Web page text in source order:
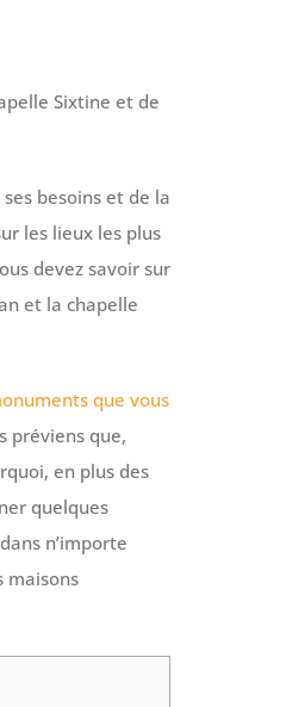
Sixtine et de
besoins et de la
les lieux les plus
devez savoir sur
et la chapelle
que vous
préviens que,
en plus des
quelques
n’importe
maisons